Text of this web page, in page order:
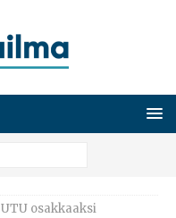
UTU osakkaaksi